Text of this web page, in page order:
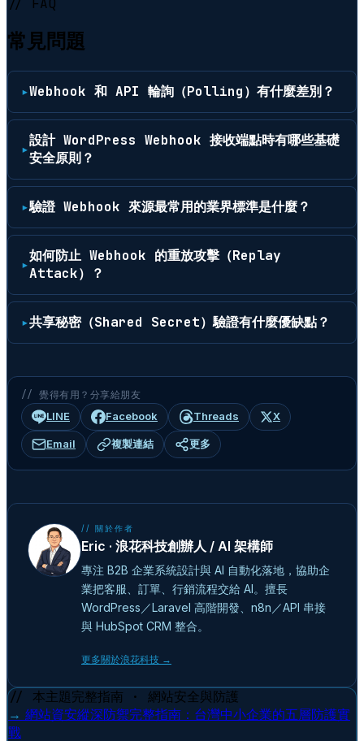
// FAQ
常見問題
Webhook 和 API 輪詢（Polling）有什麼差別？
設計 WordPress Webhook 接收端點時有哪些基礎
安全原則？
驗證 Webhook 來源最常用的業界標準是什麼？
如何防止 Webhook 的重放攻擊（Replay
Attack）？
共享秘密（Shared Secret）驗證有什麼優缺點？
// 覺得有用？分享給朋友
LINE Facebook Threads X
Email 複製連結 更多
// 關於作者
Eric · 浪花科技創辦人 / AI 架構師
專注 B2B 企業系統設計與 AI 自動化落地，協助企
業把客服、訂單、行銷流程交給 AI。擅長
WordPress／Laravel 高階開發、n8n／API 串接
與 HubSpot CRM 整合。
更多關於浪花科技 →
// 本主題完整指南 · 網站安全與防護
→ 網站資安縱深防禦完整指南：台灣中小企業的五層防護實
戰